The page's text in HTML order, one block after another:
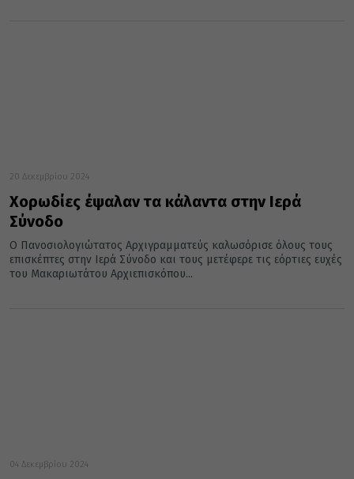
20 Δεκεμβρίου 2024
Χορωδίες έψαλαν τα κάλαντα στην Ιερά
Σύνοδο
Ο Πανοσιολογιώτατος Αρχιγραμματεύς καλωσόρισε όλους τους
επισκέπτες στην Ιερά Σύνοδο και τους μετέφερε τις εόρτιες ευχές
του Μακαριωτάτου Αρχιεπισκόπου...
04 Δεκεμβρίου 2024